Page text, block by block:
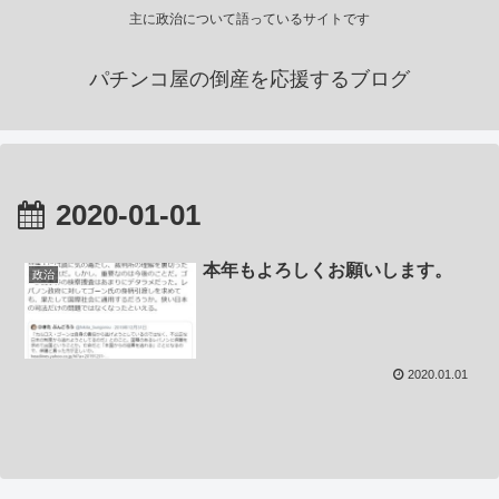
主に政治について語っているサイトです
パチンコ屋の倒産を応援するブログ
2020-01-01
政治 本年もよろしくお願いします。
2020.01.01